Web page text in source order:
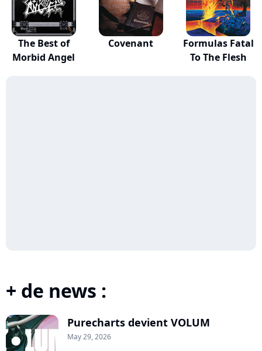
The Best of
Morbid Angel
Covenant
Formulas Fatal
To The Flesh
+ de news :
Purecharts devient VOLUM
May 29, 2026